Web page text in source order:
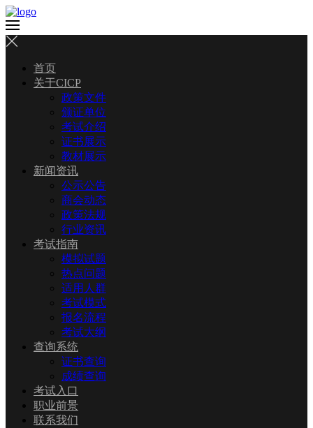
首页
关于CICP
政策文件
颁证单位
考试介绍
证书展示
教材展示
新闻资讯
公示公告
商会动态
政策法规
行业资讯
考试指南
模拟试题
热点问题
适用人群
考试模式
报名流程
考试大纲
查询系统
证书查询
成绩查询
考试入口
职业前景
联系我们